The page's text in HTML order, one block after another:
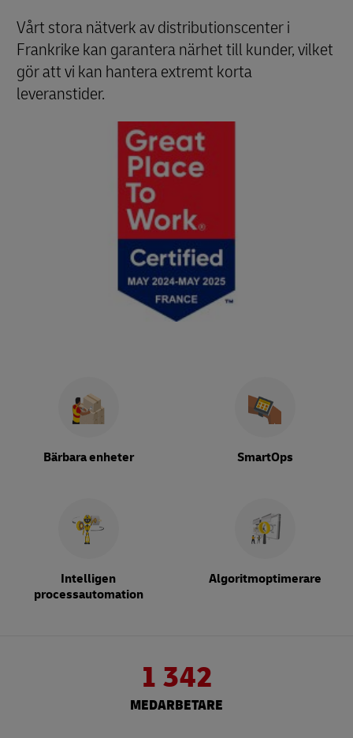
Vårt stora nätverk av distributionscenter i
Frankrike kan garantera närhet till kunder, vilket
gör att vi kan hantera extremt korta
leveranstider.
Bärbara enheter SmartOps
Intelligen
processautomation
Algoritmoptimerare
1 342
MEDARBETARE